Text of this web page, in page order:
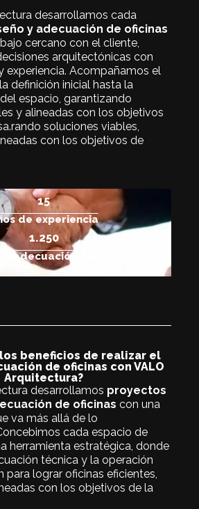
desarrollamos cada
y adecuación de oficinas
cercano con el cliente,
arquitectónicas con
experiencia. Acompañamos el
definición inicial hasta la
espacio, garantizando
y alineadas con los objetivos
soluciones viables,
con los objetivos de
15
de experiencia
1.250
y adecuación de Oficinas
beneficios de realizar el
de oficinas con VALO
Arquitectura?
desarrollamos proyectos
de oficinas con una
va más allá de lo
cada espacio de
herramienta estratégica, donde
técnica y la operación
para lograr oficinas eficientes,
con los objetivos de la